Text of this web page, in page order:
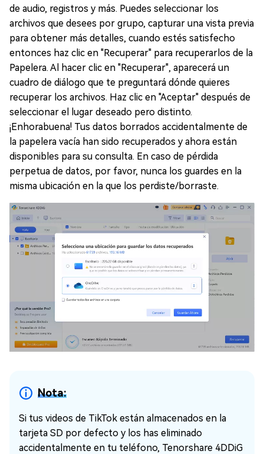
de audio, registros y más. Puedes seleccionar los
archivos que desees por grupo, capturar una vista previa
para obtener más detalles, cuando estés satisfecho
entonces haz clic en "Recuperar" para recuperarlos de la
Papelera. Al hacer clic en "Recuperar", aparecerá un
cuadro de diálogo que te preguntará dónde quieres
recuperar los archivos. Haz clic en "Aceptar" después de
seleccionar el lugar deseado pero distinto.
¡Enhorabuena! Tus datos borrados accidentalmente de
la papelera vacía han sido recuperados y ahora están
disponibles para su consulta. En caso de pérdida
perpetua de datos, por favor, nunca los guardes en la
misma ubicación en la que los perdiste/borraste.
Nota:
Si tus videos de TikTok están almacenados en la
tarjeta SD por defecto y los has eliminado
accidentalmente en tu teléfono, Tenorshare 4DDiG